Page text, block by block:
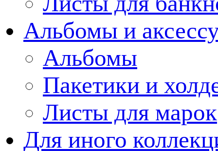
Альбомы и
Альбомы
Пакетики и
Листы для марок
Для иного